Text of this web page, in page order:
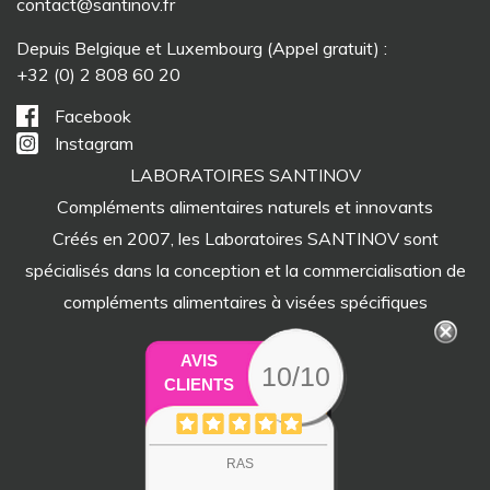
Depuis Belgique et Luxembourg (Appel gratuit) :
+32 (0) 2 808 60 20
Facebook
Instagram
LABORATOIRES SANTINOV
Compléments alimentaires naturels et innovants
Créés en 2007, les Laboratoires SANTINOV sont
spécialisés dans la conception et la commercialisation de
compléments alimentaires à visées spécifiques
AVIS
CLIENTS
10/10
RAS